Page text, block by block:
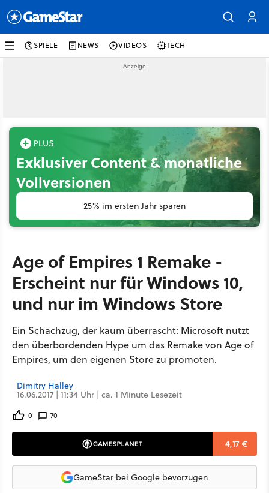
SPIELE NEWS VIDEOS TECH
Exklusiver Content & monatliche
Vollversionen
25% im ersten Jahr sparen
Age of Empires 1 Remake -
Erscheint nur für Windows 10,
und nur im Windows Store
Ein Schachzug, der kaum überrascht: Microsoft nutzt
den überbordenden Hype um das Remake von Age of
Empires, um den eigenen Store zu promoten.
Dimitry Halley
16.06.2017 | 11:34 Uhr | ca. 1 Minute Lesezeit
0 70
4,17 €
GameStar bei Google bevorzugen